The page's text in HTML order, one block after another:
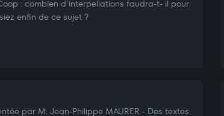
: combien d'interpellations faudra-t- il pour
enfin de ce sujet ?
par M. Jean-Philippe MAURER - Des textes